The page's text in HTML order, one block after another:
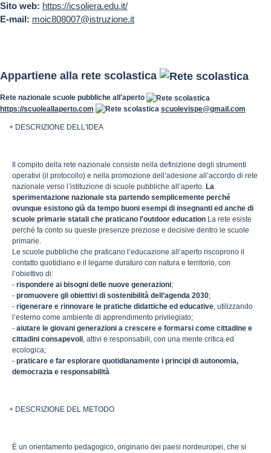
Sito web: https://icsoliera.edu.it/
E-mail: moic808007@istruzione.it
Appartiene alla rete scolastica
Rete nazionale scuole pubbliche all'aperto
https://scuoleallaperto.com
scuolevispe@gmail.com
+ DESCRIZIONE DELL'IDEA
Il compito della rete nazionale consiste nella definizione degli strumenti
operativi (il protocollo) e nella promozione dell’adesione all’accordo di rete
nazionale verso l’istituzione di scuole pubbliche all’aperto. La
sperimentazione nazionale sta partendo semplicemente perché
ovunque esistono già da tempo buoni esempi di insegnanti ed anche di
scuole primarie statali che praticano l'outdoor education La rete esiste
perché fa conto su queste presenze preziose e decisive dentro le scuole
primarie.
Le scuole pubbliche che praticano l’educazione all’aperto riscoprono il
contatto quotidiano e il legame duraturo con natura e territorio, con
l’obiettivo di:
- rispondere ai bisogni delle nuove generazioni;
- promuovere gli obiettivi di sostenibilità dell’agenda 2030;
- rigenerare e rinnovare le pratiche didattiche ed educative, utilizzando
l’esterno come ambiente di apprendimento privilegiato;
- aiutare le giovani generazioni a crescere e formarsi come cittadine e
cittadini consapevoli, attivi e responsabili, con una mente critica ed
ecologica;
- praticare e far esplorare quotidianamente i principi di autonomia,
democrazia e responsabilità.
+ DESCRIZIONE DEL METODO
È un orientamento pedagogico, originario dei paesi nordeuropei, che si